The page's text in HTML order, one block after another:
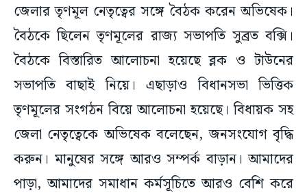
জেলার তৃণমূল নেতৃত্বের সঙ্গে বৈঠক করেন অভিষেক।
বৈঠকে ছিলেন তৃণমূলের রাজ্য সভাপতি সুব্রত বক্সি।
বৈঠকে বিস্তারিত আলোচনা হয়েছে ব্লক ও টাউনের
সভাপতি বাছাই নিয়ে। এছাড়াও বিধানসভা ভিত্তিক
তৃণমূলের সংগঠন বিয়ে আলোচনা হয়েছে। বিধায়ক সহ
জেলা নেতৃত্বেকে অভিষেক বলেছেন, জনসংযোগ বৃদ্ধি
করুন। মানুষের সঙ্গে আরও সম্পর্ক বাড়ান। আমাদের
পাড়া, আমাদের সমাধান কর্মসূচিতে আরও বেশি করে